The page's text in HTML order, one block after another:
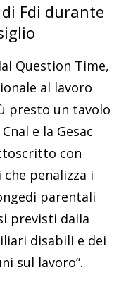
Fdi durante
Question Time,
al lavoro
presto un tavolo
e la Gesac
con
penalizza i
parentali
previsti dalla
disabili e dei
sul lavoro”.